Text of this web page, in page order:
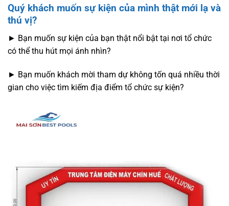
Quý khách muốn sự kiện của mình thật mới lạ và
thú vị?
► Bạn muốn sự kiện của bạn thật nổi bật tại nơi tổ chức
có thể thu hút mọi ánh nhìn?
► Bạn muốn khách mời tham dự không tốn quá nhiều thời
gian cho việc tìm kiếm địa điểm tổ chức sự kiện?